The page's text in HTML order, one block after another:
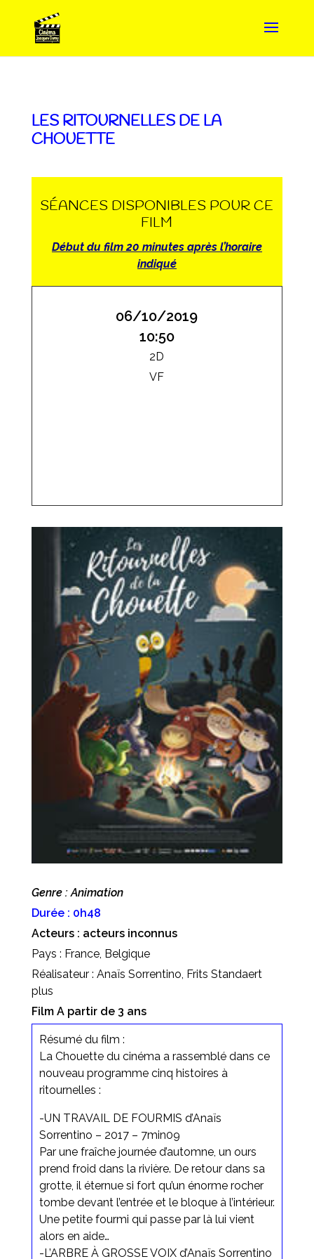
LES RITOURNELLES DE LA
CHOUETTE
SÉANCES DISPONIBLES POUR CE
FILM
Début du film 20 minutes après l’horaire
indiqué
06/10/2019
10:50
2D
VF
Genre : Animation
Durée : 0h48
Acteurs : acteurs inconnus
Pays : France, Belgique
Réalisateur : Anaïs Sorrentino, Frits Standaert
plus
Film A partir de 3 ans
Résumé du film :
La Chouette du cinéma a rassemblé dans ce
nouveau programme cinq histoires à
ritournelles :
-UN TRAVAIL DE FOURMIS d’Anaïs
Sorrentino – 2017 – 7min09
Par une fraîche journée d’automne, un ours
prend froid dans la rivière. De retour dans sa
grotte, il éternue si fort qu’un énorme rocher
tombe devant l’entrée et le bloque à l’intérieur.
Une petite fourmi qui passe par là lui vient
alors en aide…
-L’ARBRE À GROSSE VOIX d’Anaïs Sorrentino